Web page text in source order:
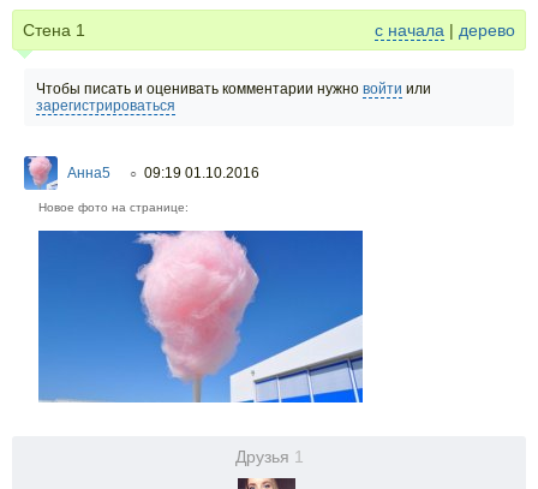
Стена 1 с начала | дерево
Чтобы писать и оценивать комментарии нужно войти или
зарегистрироваться
Анна5 ○ 09:19 01.10.2016
Новое фото на странице:
Друзья 1